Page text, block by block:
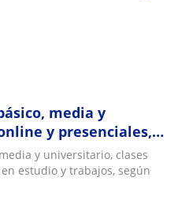
media y
y presenciales,
según necesidad
y universitario, clases
estudio y trabajos, según